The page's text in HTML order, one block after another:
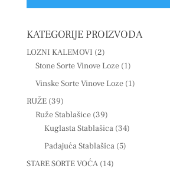
KATEGORIJE PROIZVODA
LOZNI KALEMOVI (2)
Stone Sorte Vinove Loze (1)
Vinske Sorte Vinove Loze (1)
RUŽE (39)
Ruže Stablašice (39)
Kuglasta Stablašica (34)
Padajuća Stablašica (5)
STARE SORTE VOĆA (14)